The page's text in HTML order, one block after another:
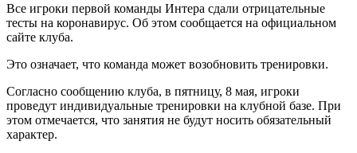
Все игроки первой команды Интера сдали отрицательные
тесты на коронавирус. Об этом сообщается на официальном
сайте клуба.
Это означает, что команда может возобновить тренировки.
Согласно сообщению клуба, в пятницу, 8 мая, игроки
проведут индивидуальные тренировки на клубной базе. При
этом отмечается, что занятия не будут носить обязательный
характер.